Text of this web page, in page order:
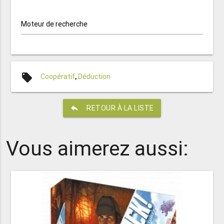
Moteur de recherche
local_offer Coopératif, Déduction
reply RETOUR À LA LISTE
Vous aimerez aussi: